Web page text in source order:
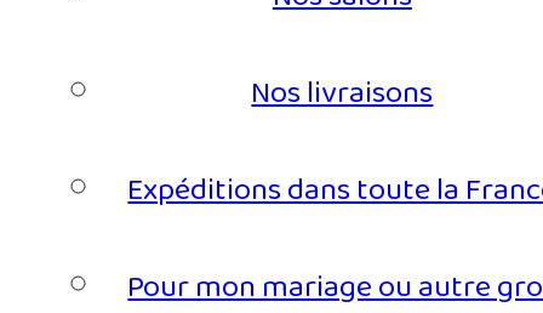
Nos livraisons
Expéditions dans toute la
Pour mon mariage ou autre